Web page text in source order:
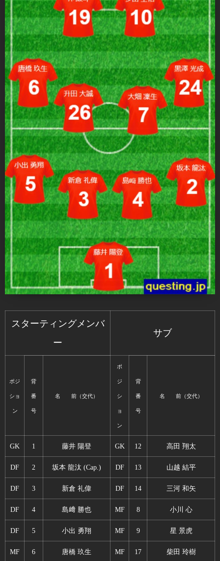
スターティングメンバ
ー
サブ
ポジ
ショ
ン
背
番
号
名 前（交代）
ポ
ジ
シ
ョ
ン
背
番
号
名 前（交代）
GK 1 藤井 陽登 GK 12 高田 翔太
DF 2 坂本 龍汰 (Cap.) DF 13 山越 結平
DF 3 新倉 礼偉 DF 14 三河 和矢
DF 4 島﨑 勝也 MF 8 小川 心
DF 5 小出 勇翔 MF 9 星 景虎
MF 6 唐橋 玖生 MF 17 柴田 玲樹